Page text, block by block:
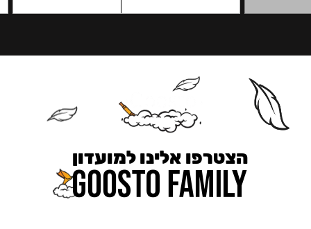
הצטרפו אלינו למועדון